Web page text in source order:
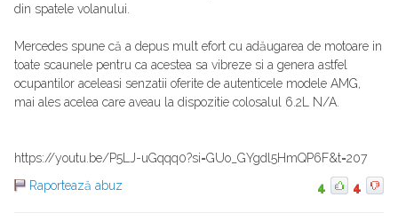
din spatele volanului.
Mercedes spune că a depus mult efort cu adăugarea de motoare in
toate scaunele pentru ca acestea sa vibreze si a genera astfel
ocupantilor aceleasi senzatii oferite de autenticele modele AMG,
mai ales acelea care aveau la dispozitie colosalul 6.2L N/A.
https://youtu.be/P5LJ-uGqqq0?si=GUo_GYgdl5HmQP6F&t=207
Raportează abuz
4 4